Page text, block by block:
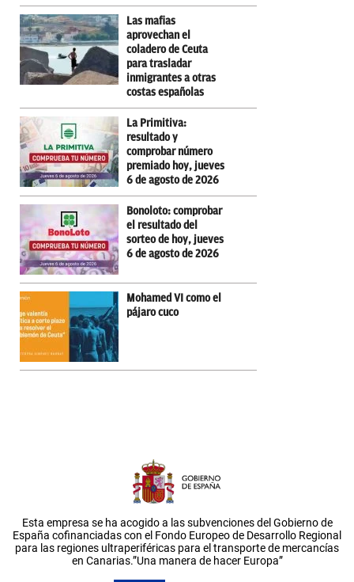
Las mafias
aprovechan el
coladero de Ceuta
para trasladar
inmigrantes a otras
costas españolas
La Primitiva:
resultado y
comprobar número
premiado hoy, jueves
6 de agosto de 2026
Bonoloto: comprobar
el resultado del
sorteo de hoy, jueves
6 de agosto de 2026
Mohamed VI como el
pájaro cuco
Esta empresa se ha acogido a las subvenciones del Gobierno de
España cofinanciadas con el Fondo Europeo de Desarrollo Regional
para las regiones ultraperiféricas para el transporte de mercancías
en Canarias.”Una manera de hacer Europa”